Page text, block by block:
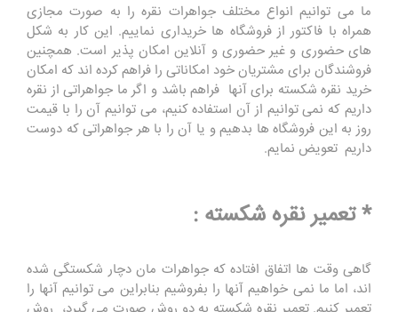
ما می توانیم انواع مختلف جواهرات نقره را به صورت مجازی
همراه با فاکتور از فروشگاه ها خریداری نماییم. این کار به شکل
های حضوری و غیر حضوری و آنلاین امکان پذیر است. همچنین
فروشندگان برای مشتریان خود امکاناتی را فراهم کرده اند که امکان
خرید نقره شکسته برای آنها فراهم باشد و اگر ما جواهراتی از نقره
داریم که نمی توانیم از آن استفاده کنیم، می توانیم آن را با قیمت
روز به این فروشگاه ها بدهیم و یا آن را با هر جواهراتی که دوست
داریم تعویض نمایم.
* تعمیر نقره شکسته :
گاهی وقت ها اتفاق افتاده که جواهرات مان دچار شکستگی شده
اند، اما ما نمی خواهیم آنها را بفروشیم بنابراین می توانیم آنها را